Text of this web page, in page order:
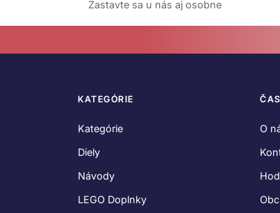
Zastavte sa u nás aj osobne
KATEGÓRIE
Kategórie
Diely
Návody
LEGO Doplnky
O